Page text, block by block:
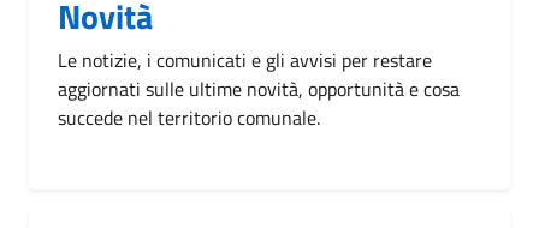
Novità
Le notizie, i comunicati e gli avvisi per restare
aggiornati sulle ultime novità, opportunità e cosa
succede nel territorio comunale.